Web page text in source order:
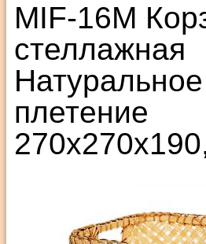
MIF-16M
стеллажная
Натуральное
плетение